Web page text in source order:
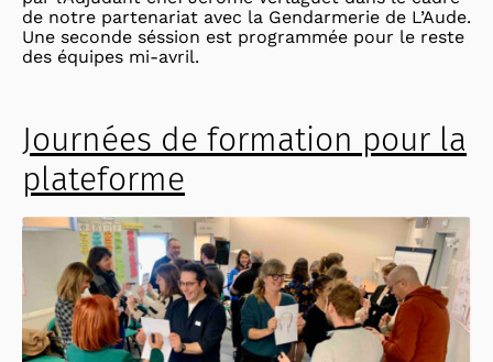
de notre partenariat avec la Gendarmerie de L’Aude.
Une seconde séssion est programmée pour le reste
des équipes mi-avril.
Journées de formation pour la
plateforme